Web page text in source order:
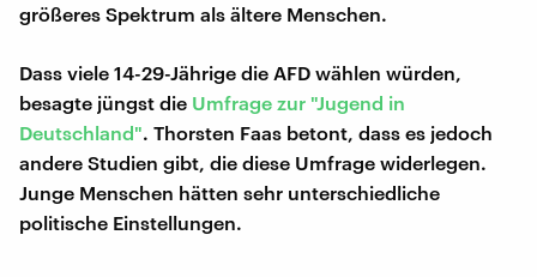
größeres Spektrum als ältere Menschen.
Dass viele 14-29-Jährige die AFD wählen würden,
besagte jüngst die Umfrage zur "Jugend in
Deutschland". Thorsten Faas betont, dass es jedoch
andere Studien gibt, die diese Umfrage widerlegen.
Junge Menschen hätten sehr unterschiedliche
politische Einstellungen.